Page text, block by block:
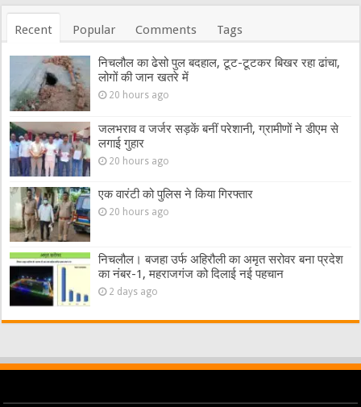
Recent Popular Comments Tags
निचलौल का ढेसो पुल बदहाल, टूट-टूटकर बिखर रहा ढांचा,
लोगों की जान खतरे में
20 hours ago
जलभराव व जर्जर सड़कें बनीं परेशानी, ग्रामीणों ने डीएम से
लगाई गुहार
20 hours ago
एक वारंटी को पुलिस ने किया गिरफ्तार
20 hours ago
निचलौल। बजहा उर्फ अहिरौली का अमृत सरोवर बना प्रदेश
का नंबर-1, महराजगंज को दिलाई नई पहचान
2 days ago